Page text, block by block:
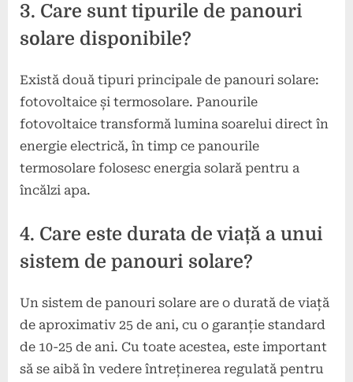
3. Care sunt tipurile de panouri
solare disponibile?
Există două tipuri principale de panouri solare:
fotovoltaice și termosolare. Panourile
fotovoltaice transformă lumina soarelui direct în
energie electrică, în timp ce panourile
termosolare folosesc energia solară pentru a
încălzi apa.
4. Care este durata de viață a unui
sistem de panouri solare?
Un sistem de panouri solare are o durată de viață
de aproximativ 25 de ani, cu o garanție standard
de 10-25 de ani. Cu toate acestea, este important
să se aibă în vedere întreținerea regulată pentru